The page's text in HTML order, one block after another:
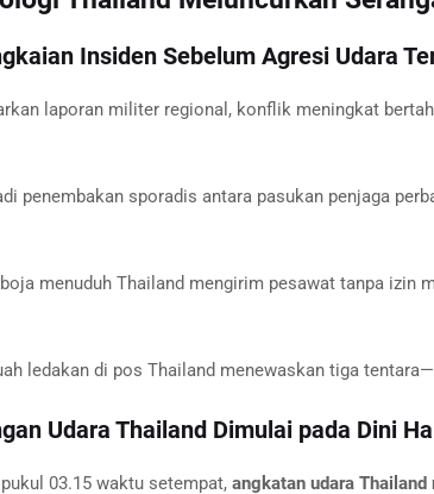
Insiden Sebelum Agresi Udara
laporan militer regional, konflik meningkat
penembakan sporadis antara pasukan penjaga
menuduh Thailand mengirim pesawat tanpa izin
ledakan di pos Thailand menewaskan tiga
Udara Thailand Dimulai pada Dini
03.15 waktu setempat, angkatan udara